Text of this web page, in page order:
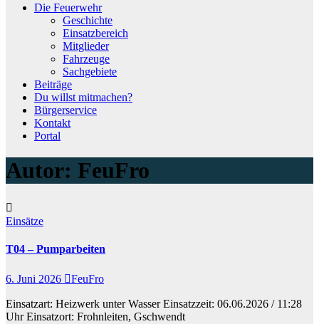
Die Feuerwehr
Geschichte
Einsatzbereich
Mitglieder
Fahrzeuge
Sachgebiete
Beiträge
Du willst mitmachen?
Bürgerservice
Kontakt
Portal
Autor: FeuFro
Einsätze
T04 – Pumparbeiten
6. Juni 2026 FeuFro
Einsatzart: Heizwerk unter Wasser Einsatzzeit: 06.06.2026 / 11:28
Uhr Einsatzort: Frohnleiten, Gschwendt